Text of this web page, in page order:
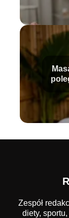
Zespół
diety,